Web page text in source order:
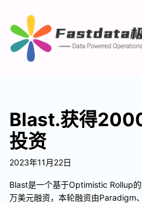
Blast.获得
投资
2023年11月22日
Blast是一个基于Optimistic Rollup
万美元融资，本轮融资由Paradigm